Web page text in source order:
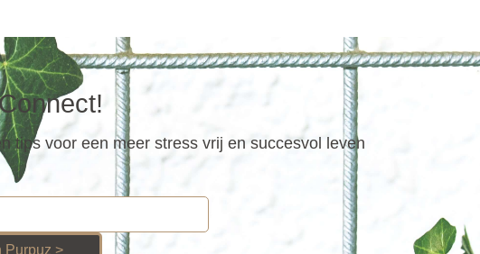
tips voor een meer stress vrij en succesvol leven
Purpuz >